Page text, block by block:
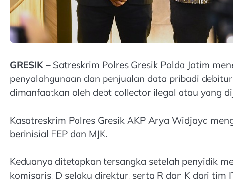
GRESIK – Satreskrim Polres Gresik Polda Jatim
penyalahgunaan dan penjualan data pribadi
dimanfaatkan oleh debt collector ilegal atau yang
Kasatreskrim Polres Gresik AKP Arya Widjaya
berinisial FEP dan MJK.
Keduanya ditetapkan tersangka setelah penyidik
komisaris, D selaku direktur, serta R dan K dari tim